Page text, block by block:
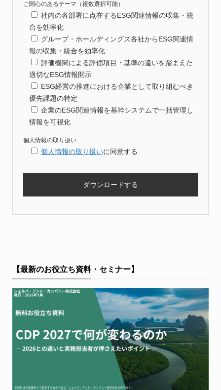
ご関心のあるテーマ（複数選択可能）
社内の各部署に点在するESG関連情報の収集・統
合を効率化
グループ・ホールディングス各社からESG関連情
報の収集・統合を効率化
評価機関による評価項目・基準の違いを踏まえた
適切なESG情報開示
ESG経営の推進における企業として取り組むべき
優先課題の特定
企業のESG関連情報を基幹システムで一括管理し
情報を可視化
個人情報の取り扱い
個人情報の取り扱いに同意する
【最新のお役立ち資料・セミナー】